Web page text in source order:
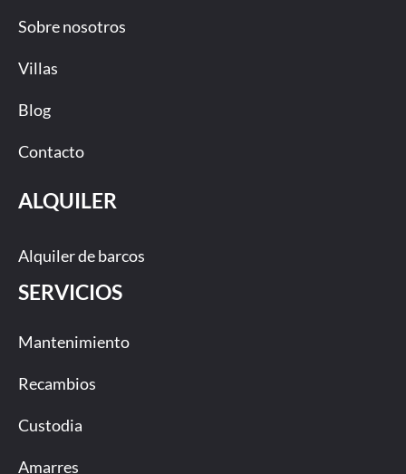
Sobre nosotros
Villas
Blog
Contacto
ALQUILER
Alquiler de barcos
SERVICIOS
Mantenimiento
Recambios
Custodia
Amarres